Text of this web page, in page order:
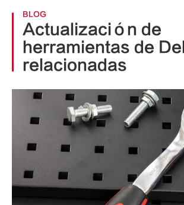
BLOG
Actualización de
herramientas de
relacionadas